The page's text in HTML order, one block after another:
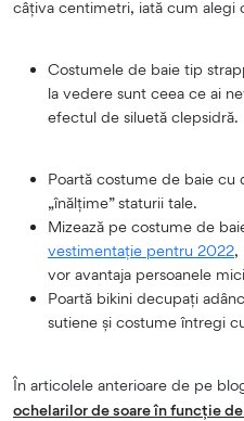
câțiva centimetri, iată cum alegi
Costumele de baie tip
la vedere sunt ceea ce ai
efectul de siluetă clepsidră.
Poartă costume de baie cu
„înălțime” staturii tale.
Mizează pe costume de
vestimentație pentru 2022,
vor avantaja persoanele
Poartă bikini decupați
sutiene și costume întregi
În articolele anterioare de pe
ochelarilor de soare în funcție